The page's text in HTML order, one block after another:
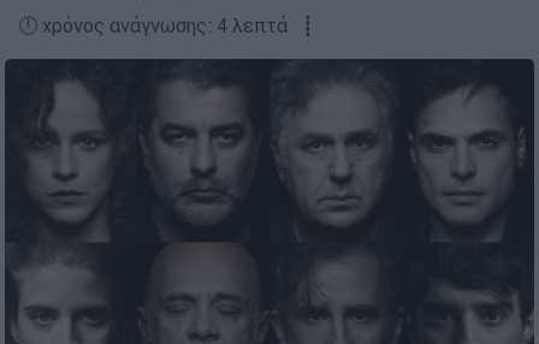
🕛 χρόνος ανάγνωσης: 4 λεπτά ┋